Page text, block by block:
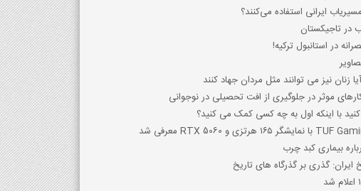
در تاجیکستان
در استانبول ترکیه!
زنان نیز می توانند مثل مردان جهاد کنند
موثر در جلوگیری از افت تحصیلی در نوجوانی
با اینکه اول به چه کسی کمک می کنید؟
بیماری کبد چرب
گذری بر گذرگاه های تاریخ